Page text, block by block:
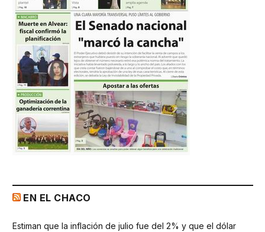
EN EL CHACO
Estiman que la inflación de julio fue del 2% y que el dólar